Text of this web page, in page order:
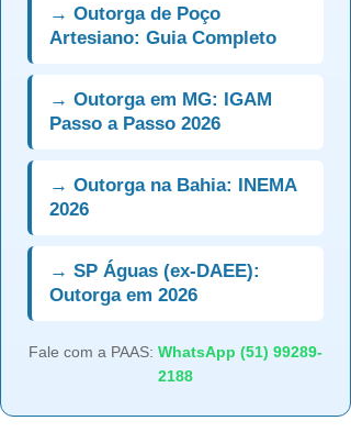
→ Outorga de Poço
Artesiano: Guia Completo
→ Outorga em MG: IGAM
Passo a Passo 2026
→ Outorga na Bahia: INEMA
2026
→ SP Águas (ex-DAEE):
Outorga em 2026
Fale com a PAAS: WhatsApp (51) 99289-
2188